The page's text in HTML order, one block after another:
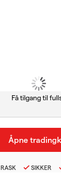
Få tilgang til
RASK SIKKER